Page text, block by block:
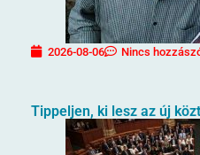
2026-08-06 Nincs
Tippeljen, ki lesz az új